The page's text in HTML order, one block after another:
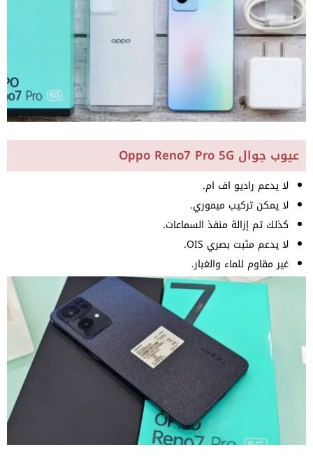
عيوب جوال Oppo Reno7 Pro 5G
لا يدعم راديو اف ام.
لا يمكن تركيب ميموري.
كذلك تم إزالة منفذ السماعات.
لا يدعم مثبت بصري OIS.
غير مقاوم للماء والغبار.